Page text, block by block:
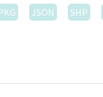
JSON SHP